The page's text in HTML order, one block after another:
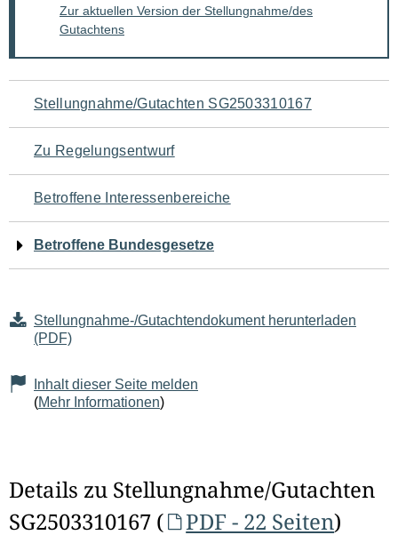
Zur aktuellen Version der Stellungnahme/des
Gutachtens
Navigation
für
den
Seiteninhalt
Stellungnahme/Gutachten SG2503310167
Zu Regelungsentwurf
Betroffene Interessenbereiche
Betroffene Bundesgesetze
Stellungnahme-/Gutachtendokument herunterladen
(PDF)
Inhalt dieser Seite melden
(Mehr Informationen)
Details zu Stellungnahme/Gutachten
SG2503310167 (
PDF - 22 Seiten)